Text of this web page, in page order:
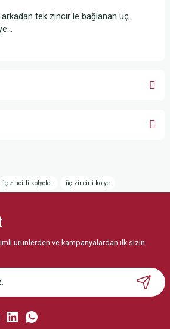
tek zincir le bağlanan üç
öneri formunu kullanarak tarafımıza
teşekkür ederiz.
veya görüntülenemiyor.
bilgiler bulunuyor.
bulunuyor.
üç zincirli kolyeler üç zincirli kolye
ürünlerden ve kampanyalardan ilk sizin